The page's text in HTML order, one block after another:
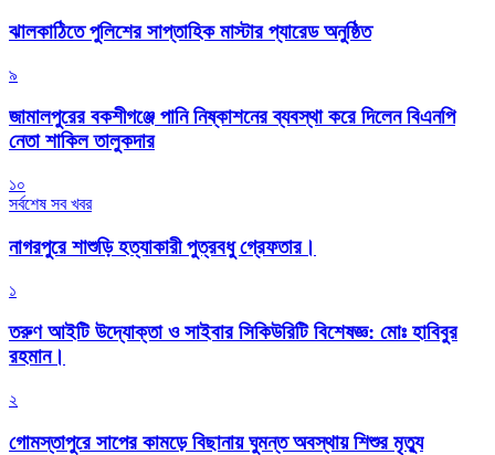
‎ঝালকাঠিতে পুলিশের সাপ্তাহিক মাস্টার প্যারেড অনুষ্ঠিত
৯
জামালপুরের বকশীগঞ্জে পানি নিষ্কাশনের ব্যবস্থা করে দিলেন বিএনপি
নেতা শাকিল তালুকদার
১০
সর্বশেষ সব খবর
নাগরপুরে শাশুড়ি হত্যাকারী পুত্রবধু গ্রেফতার।
১
তরুণ আইটি উদ্যোক্তা ও সাইবার সিকিউরিটি বিশেষজ্ঞ: মোঃ হাবিবুর
রহমান।
২
গোমস্তাপুরে সাপের কামড়ে বিছানায় ঘুমন্ত অবস্থায় শিশুর মৃত্যু